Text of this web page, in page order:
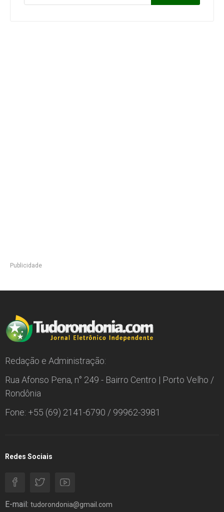
Publicidade
Redação e Administração:
Rua Afonso Pena, n° 249 - Bairro Centro | Porto Velho /
Rondônia
Fone: +55 (69) 2141-6790 / 99962-3981
Redes Sociais
E-mail: tudorondonia@gmail.com